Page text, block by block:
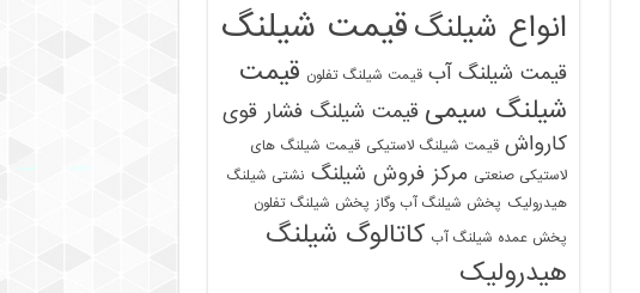
انواع شیلنگقیمت شیلنگ
قیمت شیلنگ آب قیمت شیلنگ تفلون قیمت
شیلنگ سیمی قیمت شیلنگ فشار قوی
کارواش قیمت شیلنگ لاستیکی قیمت شیلنگ های
لاستیکی صنعتی مرکز فروش شیلنگ نشتی شیلنگ
هیدرولیک پخش شیلنگ آب وگاز پخش شیلنگ تفلون
پخش عمده شیلنگ آب کاتالوگ شیلنگ
هیدرولیک